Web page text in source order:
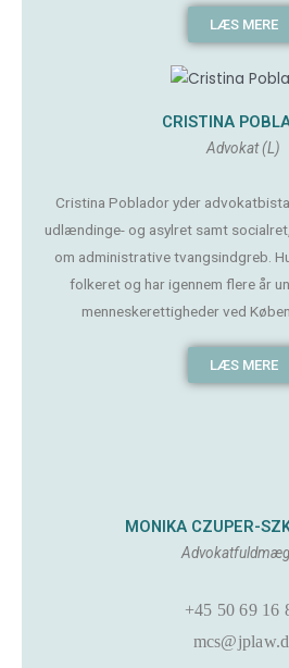
LÆS MERE
CRISTINA
Advokat (L)
Cristina Poblador yder
udlændinge- og asylret samt
om administrative tvangsindgreb.
folkeret og har igennem flere år
menneskerettigheder ved
LÆS MERE
MONIKA CZUPER-
+45 50 69 16